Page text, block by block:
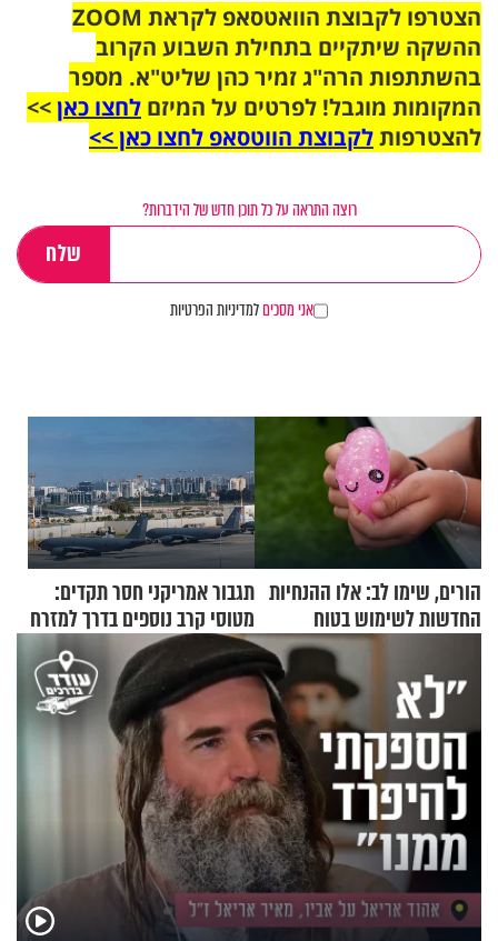
הצטרפו לקבוצת הוואטסאפ לקראת ZOOM
ההשקה שיתקיים בתחילת השבוע הקרוב
בהשתתפות הרה"ג זמיר כהן שליט"א. מספר
המקומות מוגבל! לפרטים על המיזם לחצו כאן>>
להצטרפותלקבוצת הווטסאפ לחצו כאן >>
רוצה התראה על כל תוכן חדש של הידברות?
אני מסכיםלמדיניות הפרטיות
הורים, שימו לב: אלו ההנחיות
החדשות לשימוש בטוח
בסקווישי לאחר מקרי אשפוז
תגבור אמריקני חסר תקדים:
מטוסי קרב נוספים בדרך למזרח
התיכון